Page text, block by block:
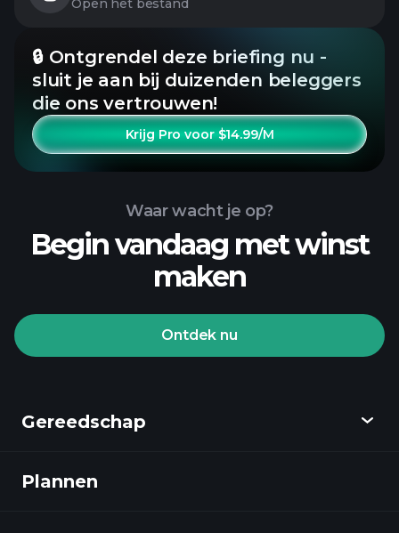
Open het bestand
🔒 Ontgrendel deze briefing nu -
sluit je aan bij duizenden beleggers
die ons vertrouwen!
Krijg Pro voor $14.99/M
Waar wacht je op?
Begin vandaag met winst
maken
Ontdek nu
Gereedschap
Ontdekken
Plannen